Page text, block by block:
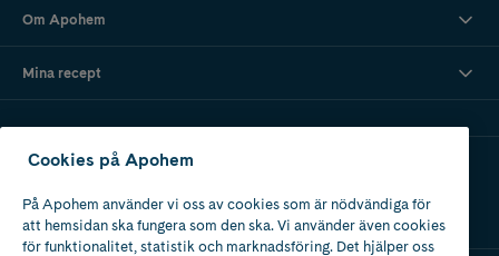
Om Apohem
Mina recept
Ladda ner vår app
Cookies på Apohem
På Apohem använder vi oss av cookies som är nödvändiga för
att hemsidan ska fungera som den ska. Vi använder även cookies
för funktionalitet, statistik och marknadsföring. Det hjälper oss